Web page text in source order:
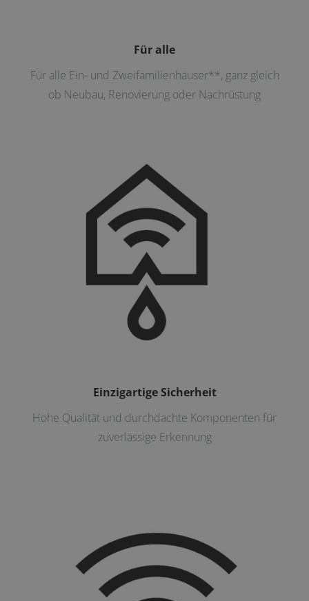
Für alle
Für alle Ein- und Zweifamilienhäuser**, ganz gleich
ob Neubau, Renovierung oder Nachrüstung
Einzigartige Sicherheit
Hohe Qualität und durchdachte Komponenten für
zuverlässige Erkennung